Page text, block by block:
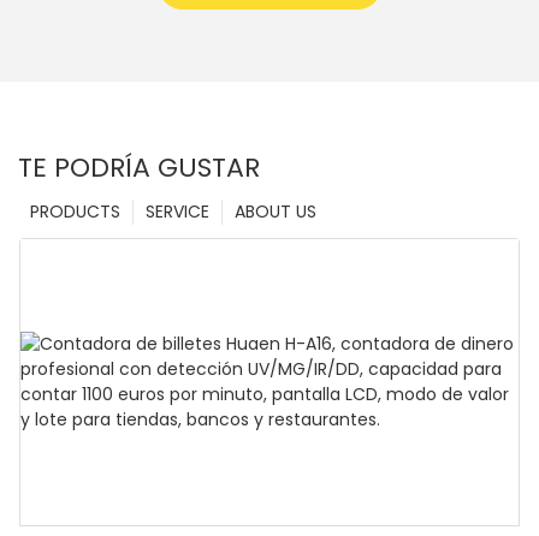
TE PODRÍA GUSTAR
ABOUT US
SERVICE
PRODUCTS